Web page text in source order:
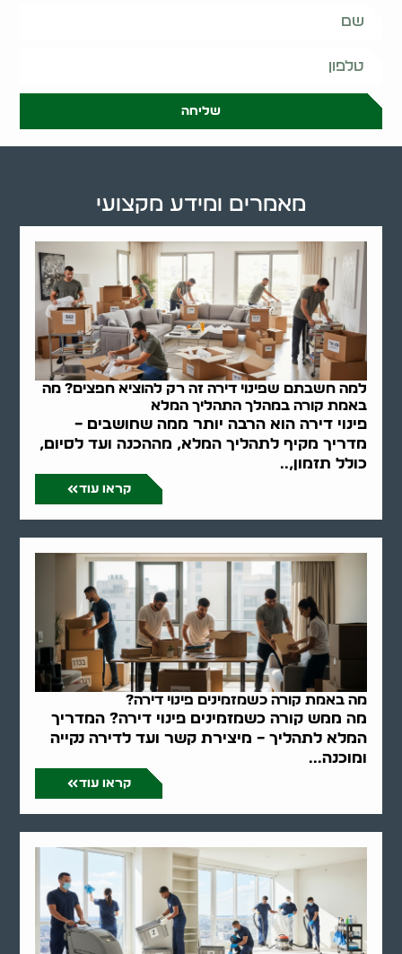
שליחה
למה חשבתם שפינוי דירה זה רק להוציא חפצים? מה
באמת קורה במהלך התהליך המלא
פינוי דירה הוא הרבה יותר ממה שחושבים –
מדריך מקיף לתהליך המלא, מההכנה ועד לסיום,
כולל תזמון,..
קראו עוד
מה באמת קורה כשמזמינים פינוי דירה?
מה ממש קורה כשמזמינים פינוי דירה? המדריך
המלא לתהליך – מיצירת קשר ועד לדירה נקייה
ומוכנה...
קראו עוד
מאמרים ומידע מקצועי